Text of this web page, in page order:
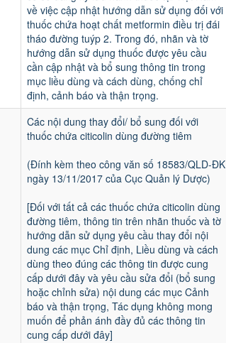
về việc cập nhật hướng dẫn sử dụng đối với
thuốc chứa hoạt chất metformin điều trị đái
tháo đường tuýp 2. Trong đó, nhãn và tờ
hướng dẫn sử dụng thuốc được yêu cầu
cần cập nhật và bổ sung thông tin trong
mục liều dùng và cách dùng, chống chỉ
định, cảnh báo và thận trọng.
Các nội dung thay đổi/ bổ sung đối với
thuốc chứa citicolin dùng đường tiêm
(Đính kèm theo công văn số 18583/QLD-ĐK
ngày 13/11/2017 của Cục Quản lý Dược)
[Đối với tất cả các thuốc chứa citicolin dùng
đường tiêm, thông tin trên nhãn thuốc và tờ
hướng dẫn sử dụng yêu cầu thay đổi nội
dung các mục Chỉ định, Liều dùng và cách
dùng theo đúng các thông tin được cung
cấp dưới đây và yêu cầu sửa đổi (bổ sung
hoặc chỉnh sửa) nội dung các mục Cảnh
báo và thận trọng, Tác dụng không mong
muốn để phản ánh đầy đủ các thông tin
cung cấp dưới đây]